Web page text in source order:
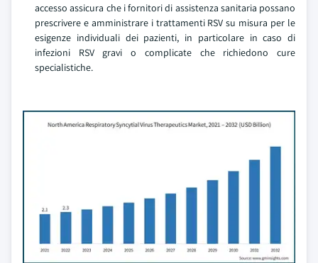
accesso assicura che i fornitori di assistenza sanitaria possano
prescrivere e amministrare i trattamenti RSV su misura per le
esigenze individuali dei pazienti, in particolare in caso di
infezioni RSV gravi o complicate che richiedono cure
specialistiche.